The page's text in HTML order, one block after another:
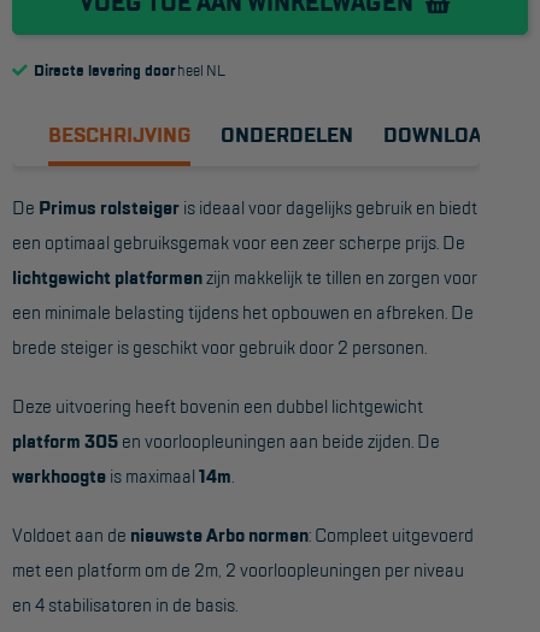
Reddingsmiddelen
CombiDeals
MAATWERK
VERHUUR
Steigers
Rolsteigers
Schilderstellingen
Gevelsteigers
Steiger overkapping
Hangbruginstallaties
Directe levering doorheel NL
BESCHRIJVING ONDERDELEN DOWNLOADS
De Primus rolsteiger is ideaal voor dagelijks gebruik en biedt
een optimaal gebruiksgemak voor een zeer scherpe prijs. De
lichtgewicht platformenzijn makkelijk te tillen en zorgen voor
een minimale belasting tijdens het opbouwen en afbreken. De
brede steiger is geschikt voor gebruik door 2 personen.
Deze uitvoering heeft bovenin een dubbel lichtgewicht
platform 305 en voorloopleuningen aan beide zijden. De
werkhoogte is maximaal 14m
Voldoet aan de nieuwste Arbo normen: Compleet uitgevoerd
met een platform om de 2m, 2 voorloopleuningen per niveau
en 4 stabilisatoren in de basis.